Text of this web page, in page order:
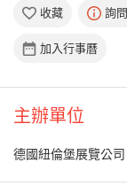
收藏 詢問
加入行事曆
主辦單位
德國紐倫堡展覽公司